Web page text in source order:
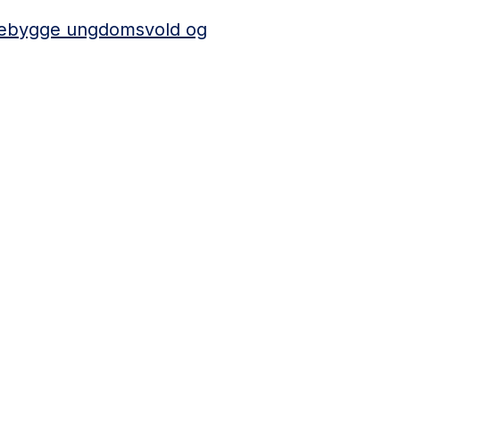
ungdomsvold og